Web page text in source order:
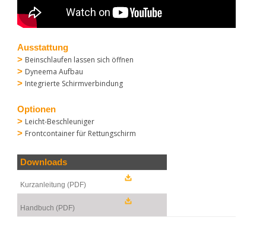
Ausstattung
> Beinschlaufen lassen sich öffnen
> Dyneema Aufbau
> Integrierte Schirmverbindung
Optionen
> Leicht-Beschleuniger
> Frontcontainer für Rettungschirm
Downloads
Kurzanleitung (PDF)
Handbuch (PDF)